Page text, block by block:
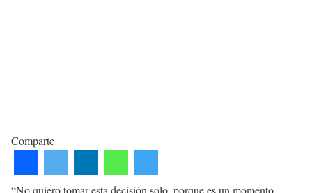
Comparte
“No quiero tomar esta decisión solo, porque es un momento